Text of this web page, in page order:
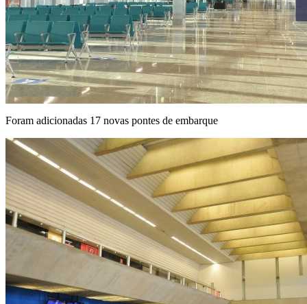
Foram adicionadas 17 novas pontes de embarque